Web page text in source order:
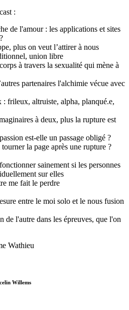
:
de l'amour : les applications et sites
plus on veut l’attirer à nous
union libre
à travers la sexualité qui mène à
partenaires l'alchimie vécue avec
frileux, altruiste, alpha, planqué.e,
à deux, plus la rupture est
est-elle un passage obligé ?
la page après une rupture ?
sainement si les personnes
sur elles
me fait le perdre
entre le moi solo et le nous fusion
de l'autre dans les épreuves, que l'on
Wathieu
Willems